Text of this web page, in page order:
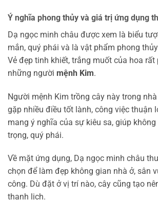
Ý nghĩa phong thủy và giá trị ứng dụng
Dạ ngọc minh châu được xem là biểu
mắn, quý phái và là vật phẩm phong thủy
Vẻ đẹp tinh khiết, trắng muốt của hoa rất
những người mệnh Kim.
Người mệnh Kim trồng cây này trong
gặp nhiều điều tốt lành, công việc thuận
mang ý nghĩa của sự kiêu sa, giúp
trọng, quý phái.
Về mặt ứng dụng, Dạ ngọc minh châu
chọn để làm đẹp không gian nhà ở, sân
công. Dù đặt ở vị trí nào, cây cũng tạo
thanh lịch.